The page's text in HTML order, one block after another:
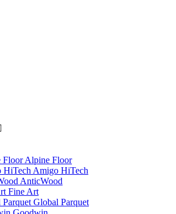
Alpine Floor
Amigo HiTech
AnticWood
Fine Art
Global Parquet